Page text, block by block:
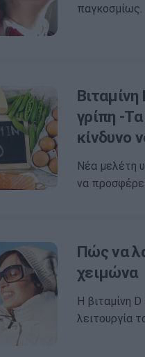
παγκοσμίως.
γρίπη -
κίνδυνο
Νέα μελέτη
να
Πώς να
χειμώνα
Η βιταμίνη
λειτουργία